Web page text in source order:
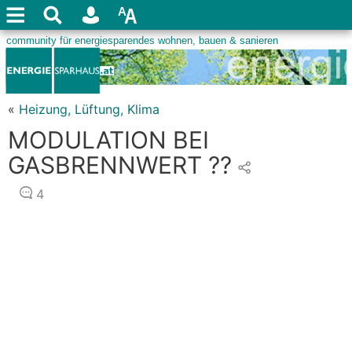
« Heizung, Lüftung, Klima
MODULATION BEI
GASBRENNWERT ??
4